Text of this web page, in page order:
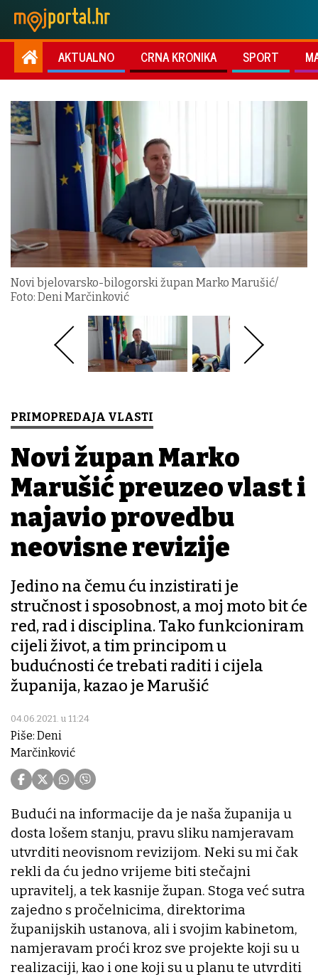
AKTUALNO CRNA KRONIKA SPORT
Novi bjelovarsko-bilogorski župan Marko Marušić/
Foto: Deni Marčinković
PRIMOPREDAJA VLASTI
Novi župan Marko
Marušić preuzeo vlast i
najavio provedbu
neovisne revizije
Jedino na čemu ću inzistirati je
stručnost i sposobnost, a moj moto bit će
red, rad i disciplina. Tako funkcioniram
cijeli život, a tim principom u
budućnosti će trebati raditi i cijela
županija, kazao je Marušić
04.06.2021. u 11:24
Piše: Deni
Marčinković
Budući na informacije da je naša županija u
dosta lošem stanju, pravu sliku namjeravam
utvrditi neovisnom revizijom. Neki su mi čak
rekli da ću jedno vrijeme biti stečajni
upravitelj, a tek kasnije župan. Stoga već sutra
zajedno s pročelnicima, direktorima
županijskih ustanova, ali i svojim kabinetom,
namjeravam proći kroz sve projekte koji su u
realizaciji, kao i one koji su u planu te utvrditi